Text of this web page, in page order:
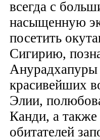
всегда с
насыщенную
посетить
Сигирию,
Анурадхапуры
красивейших
Элии,
Канди, а также
обитателей